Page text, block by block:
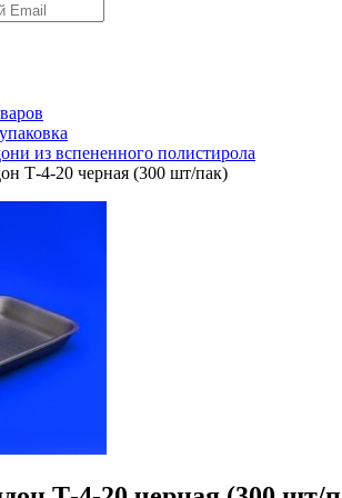
из вспененного полистирола
Т-4-20 черная (300 шт/пак)